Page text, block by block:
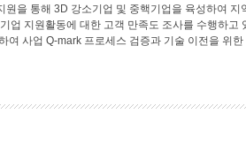
을 통해 3D 강소기업 및 중핵기업을 육성하여 지
업 지원활동에 대한 고객 만족도 조사를 수행하고
여 사업 Q-mark 프로세스 검증과 기술 이전을 위